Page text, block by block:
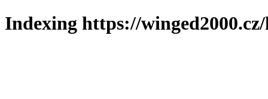
Indexing https://